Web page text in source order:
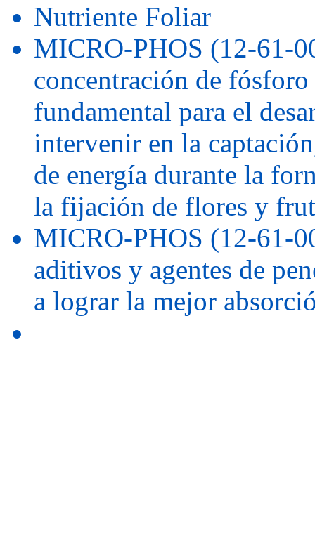
Nutriente Foliar
MICRO-PHOS (12-61-
concentración de
fundamental para el
intervenir en la
de energía durante la
la fijación de flores y
MICRO-PHOS (12-61-
aditivos y agentes de
a lograr la mejor